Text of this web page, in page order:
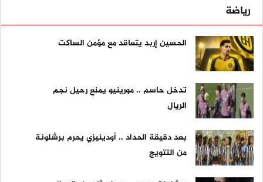
رياضة
الحسين إربد يتعاقد مع مؤمن الساكت
تدخل حاسم .. مورينيو يمنع رحيل نجم
الريال
بعد دقيقة الحداد .. أودينيزي يحرم برشلونة
من التتويج